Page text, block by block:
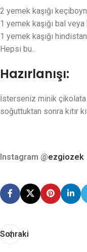
2 yemek kaşığı
1 yemek kaşığı bal
1 yemek kaşığı
Hepsi bu..
Hazırlanışı:
İsterseniz minik çikolata
soğuttuktan sonra kıtır
Instagram @ezgiozek
Sonraki